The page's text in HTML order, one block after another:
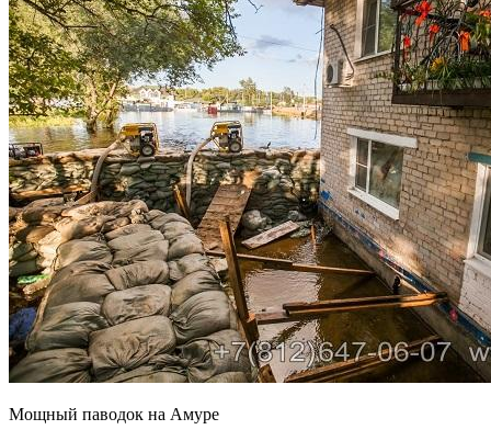
Мощный паводок на Амуре